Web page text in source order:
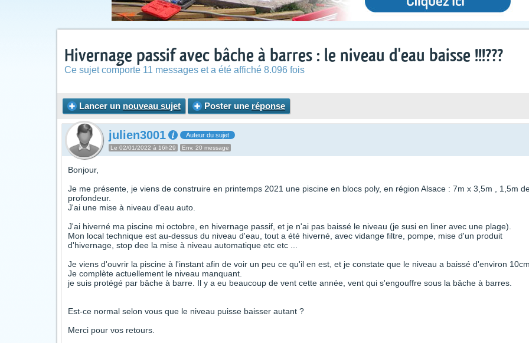
Hivernage passif avec bâche à barres : le niveau d'eau baisse !!!???
Ce sujet comporte 11 messages et a été affiché 8.096 fois
Lancer un nouveau sujet Poster une réponse
julien3001 Auteur du sujet
Le 02/01/2022 à 16h29 Env. 20 message
Bonjour,
Je me présente, je viens de construire en printemps 2021 une piscine en blocs poly, en région Alsace : 7m x 3,5m , 1,5m
profondeur.
J'ai une mise à niveau d'eau auto.
J'ai hiverné ma piscine mi octobre, en hivernage passif, et je n'ai pas baissé le niveau (je susi en liner avec une plage).
Mon local technique est au-dessus du niveau d'eau, tout a été hiverné, avec vidange filtre, pompe, mise d'un produit
d'hivernage, stop dee la mise à niveau automatique etc etc ...
Je viens d'ouvrir la piscine à l'instant afin de voir un peu ce qu'il en est, et je constate que le niveau a baissé d'environ
Je complète actuellement le niveau manquant.
je suis protégé par bâche à barre. Il y a eu beaucoup de vent cette année, vent qui s'engouffre sous la bâche à barres.
Est-ce normal selon vous que le niveau puisse baisser autant ?
Merci pour vos retours.